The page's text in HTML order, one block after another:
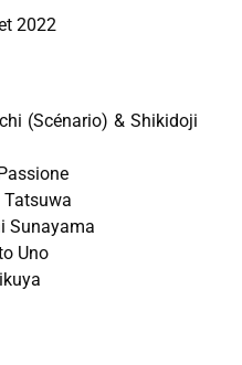
2022
(Scénario) & Shikidoji
Tatsuwa
Sunayama
Uno